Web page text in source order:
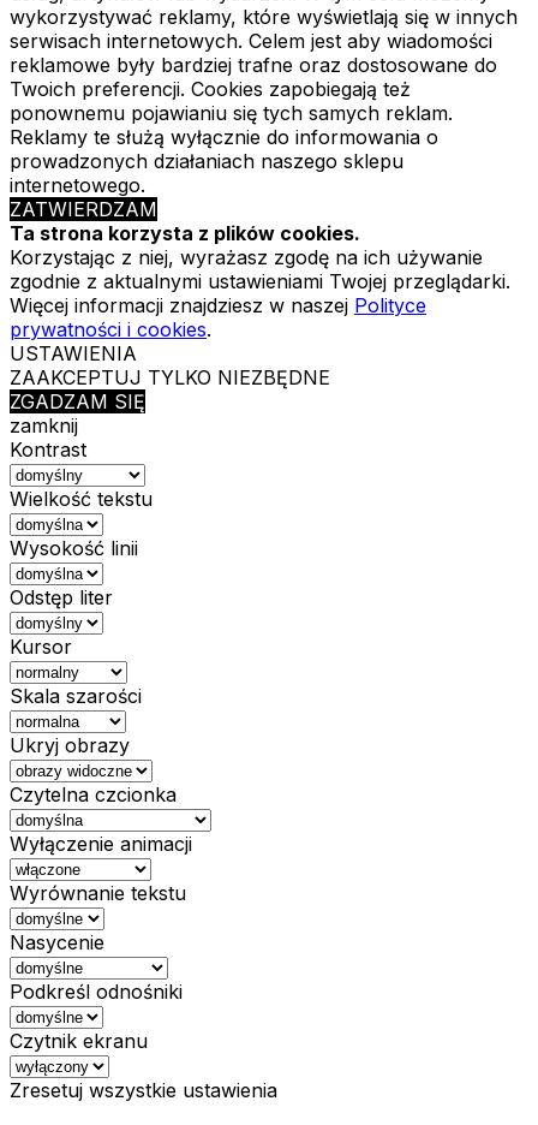
wykorzystywać reklamy, które wyświetlają się w innych
serwisach internetowych. Celem jest aby wiadomości
reklamowe były bardziej trafne oraz dostosowane do
Twoich preferencji. Cookies zapobiegają też
ponownemu pojawianiu się tych samych reklam.
Reklamy te służą wyłącznie do informowania o
prowadzonych działaniach naszego sklepu
internetowego.
ZATWIERDZAM
Ta strona korzysta z plików cookies.
Korzystając z niej, wyrażasz zgodę na ich używanie
zgodnie z aktualnymi ustawieniami Twojej przeglądarki.
Więcej informacji znajdziesz w naszej Polityce
prywatności i cookies.
USTAWIENIA
ZAAKCEPTUJ TYLKO NIEZBĘDNE
ZGADZAM SIĘ
zamknij
Kontrast
Wielkość tekstu
Wysokość linii
Odstęp liter
Kursor
Skala szarości
Ukryj obrazy
Czytelna czcionka
Wyłączenie animacji
Wyrównanie tekstu
Nasycenie
Podkreśl odnośniki
Czytnik ekranu
Zresetuj wszystkie ustawienia